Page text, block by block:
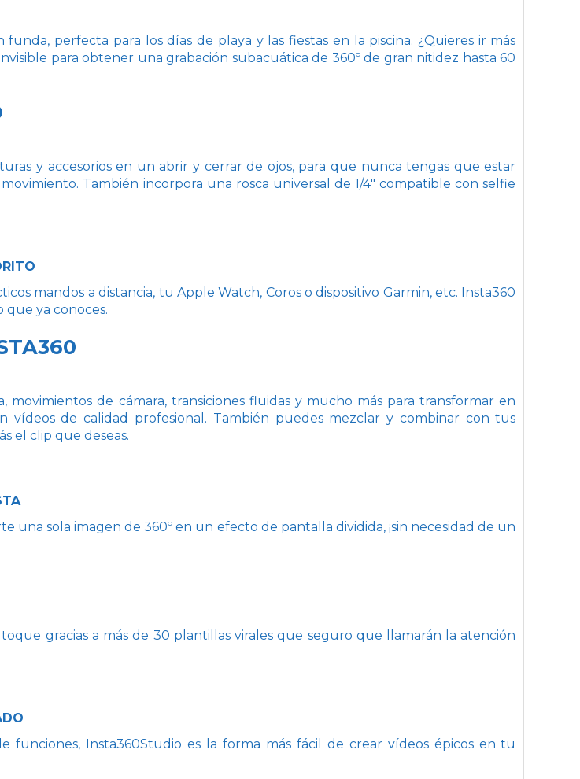
funda, perfecta para los días de playa y las fiestas en la piscina. ¿Quieres ir más
para obtener una grabación subacuática de 360º de gran nitidez hasta 60
y accesorios en un abrir y cerrar de ojos, para que nunca tengas que estar
También incorpora una rosca universal de 1/4" compatible con selfie
mandos a distancia, tu Apple Watch, Coros o dispositivo Garmin, etc. Insta360
que ya conoces.
movimientos de cámara, transiciones fluidas y mucho más para transformar en
vídeos de calidad profesional. También puedes mezclar y combinar con tus
el clip que deseas.
una sola imagen de 360º en un efecto de pantalla dividida, ¡sin necesidad de un
gracias a más de 30 plantillas virales que seguro que llamarán la atención
funciones, Insta360Studio es la forma más fácil de crear vídeos épicos en tu